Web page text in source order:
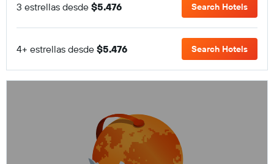
3 estrellas desde $5.476 Search Hotels
4+ estrellas desde $5.476 Search Hotels